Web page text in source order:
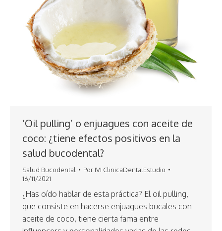
‘Oil pulling’ o enjuagues con aceite de
coco: ¿tiene efectos positivos en la
salud bucodental?
Salud Bucodental Por IVI ClinicaDentalEstudio
16/11/2021
¿Has oído hablar de esta práctica? El oil pulling,
que consiste en hacerse enjuagues bucales con
aceite de coco, tiene cierta fama entre